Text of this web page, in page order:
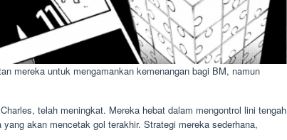
mereka untuk mengamankan kemenangan bagi BM, namun
telah meningkat. Mereka hebat dalam mengontrol lini tengah
akan mencetak gol terakhir. Strategi mereka sederhana,